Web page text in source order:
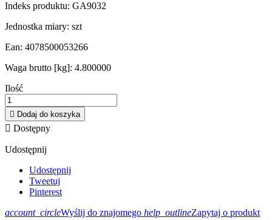
Indeks produktu: GA9032
Jednostka miary: szt
Ean: 4078500053266
Waga brutto [kg]: 4.800000
Ilość
 Dodaj do koszyka
 Dostępny
Udostępnij
Udostępnij
Tweetuj
Pinterest
account_circleWyślij do znajomego help_outlineZapytaj o produkt